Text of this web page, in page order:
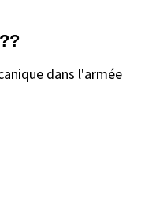
dans l'armée